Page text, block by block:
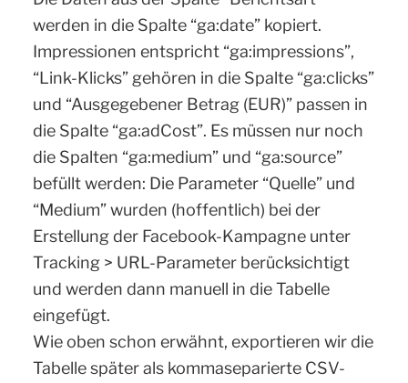
werden in die Spalte “ga:date” kopiert.
Impressionen entspricht “ga:impressions”,
“Link-Klicks” gehören in die Spalte “ga:clicks”
und “Ausgegebener Betrag (EUR)” passen in
die Spalte “ga:adCost”. Es müssen nur noch
die Spalten “ga:medium” und “ga:source”
befüllt werden: Die Parameter “Quelle” und
“Medium” wurden (hoffentlich) bei der
Erstellung der Facebook-Kampagne unter
Tracking > URL-Parameter berücksichtigt
und werden dann manuell in die Tabelle
eingefügt.
Wie oben schon erwähnt, exportieren wir die
Tabelle später als kommaseparierte CSV-